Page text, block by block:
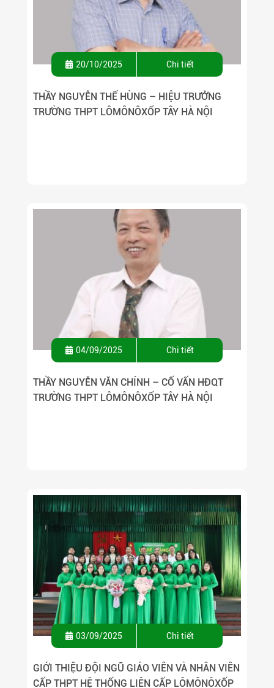
20/10/2025 Chi tiết
THẦY NGUYỄN THẾ HÙNG – HIỆU TRƯỞNG
TRƯỜNG THPT LÔMÔNÔXỐP TÂY HÀ NỘI
04/09/2025 Chi tiết
THẦY NGUYỄN VĂN CHÍNH – CỐ VẤN HĐQT
TRƯỜNG THPT LÔMÔNÔXỐP TÂY HÀ NỘI
03/09/2025 Chi tiết
GIỚI THIỆU ĐỘI NGŨ GIÁO VIÊN VÀ NHÂN VIÊN
CẤP THPT HỆ THỐNG LIÊN CẤP LÔMÔNÔXỐP